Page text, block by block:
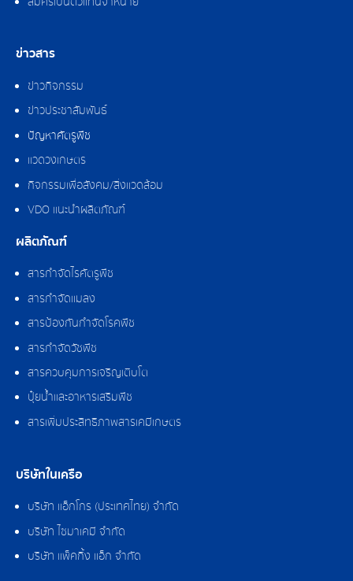
ข่าวสาร
ข่าวกิจกรรม
ข่าวประชาสัมพันธ์
ปัญหาศัตรูพืช
แวดวงเกษตร
กิจกรรมเพื่อสังคม/สิ่งแวดล้อม
VDO แนะนำผลิตภัณฑ์
ผลิตภัณฑ์
สารกำจัดไรศัตรูพืช
สารกำจัดแมลง
สารป้องกันกำจัดโรคพืช
สารกำจัดวัชพืช
สารควบคุมการเจริญเติบโต
ปุ๋ยน้ำและอาหารเสริมพืช
สารเพิ่มประสิทธิภาพสารเคมีเกษตร
บริษัทในเครือ
บริษัท แอ็กโกร (ประเทศไทย) จำกัด
บริษัท ไซมาเคมี จำกัด
บริษัท แพ็คกิ้ง แอ็ก จำกัด